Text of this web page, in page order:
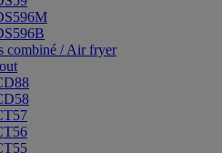
combiné / Air fryer